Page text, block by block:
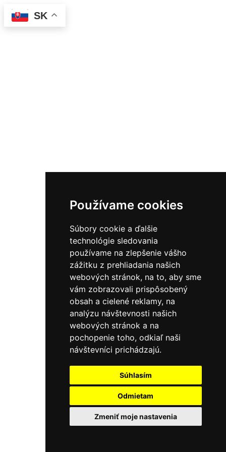
Používame cookies
Súbory cookie a ďalšie
technológie sledovania
používame na zlepšenie vášho
zážitku z prehliadania našich
webových stránok, na to, aby sme
vám zobrazovali prispôsobený
obsah a cielené reklamy, na
analýzu návštevnosti našich
webových stránok a na
pochopenie toho, odkiaľ naši
návštevníci prichádzajú.
Súhlasím
Odmietam
Zmeniť moje nastavenia
SK